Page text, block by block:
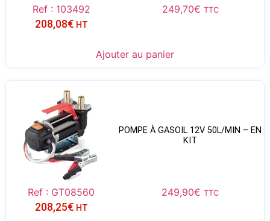
Ref : 103492 249,70€ TTC
208,08€ HT
Ajouter au panier
POMPE À GASOIL 12V 50L/MIN – EN
KIT
Ref : GT08560 249,90€ TTC
208,25€ HT